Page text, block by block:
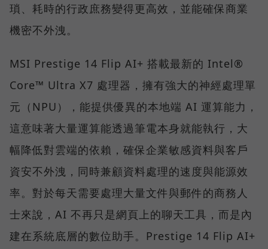
瑣、耗時的行政庶務變得更高效，並能確保商業
機密不外洩。
MSI Prestige 14 Flip AI+ 搭載最新的 Intel®
Core™ Ultra X7 處理器，擁有強大的神經處理單
元（NPU），能提供優異的本地端 AI 運算能力，
這意味著大量運算能透過筆電本身就能執行，大
幅降低對雲端的依賴，確保企業敏感資料與客戶
資安不外洩，同時兼顧資料處理的速度與能源效
率。對於每天需要處理大量文件與郵件的商務人
士來說，AI 不再只是網頁上的聊天工具，而是內
建在系統底層的數位助手。Prestige 14 Flip AI+